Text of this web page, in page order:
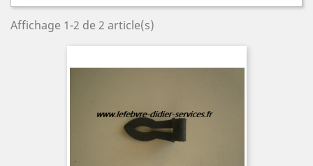
Affichage 1-2 de 2 article(s)